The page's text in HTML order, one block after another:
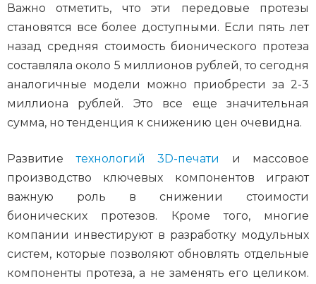
Важно отметить, что эти передовые протезы
становятся все более доступными. Если пять лет
назад средняя стоимость бионического протеза
составляла около 5 миллионов рублей, то сегодня
аналогичные модели можно приобрести за 2-3
миллиона рублей. Это все еще значительная
сумма, но тенденция к снижению цен очевидна.
Развитиетехнологий 3D-печати
и массовое
производство ключевых компонентов играют
важную роль в снижении стоимости
бионических протезов. Кроме того, многие
компании инвестируют в разработку модульных
систем, которые позволяют обновлять отдельные
компоненты протеза, а не заменять его целиком.